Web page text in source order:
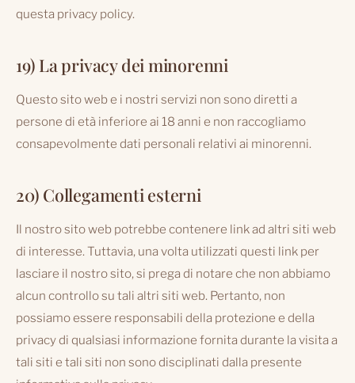
questa privacy policy.
19) La privacy dei minorenni
Questo sito web e i nostri servizi non sono diretti a
persone di età inferiore ai 18 anni e non raccogliamo
consapevolmente dati personali relativi ai minorenni.
20) Collegamenti esterni
Il nostro sito web potrebbe contenere link ad altri siti web
di interesse. Tuttavia, una volta utilizzati questi link per
lasciare il nostro sito, si prega di notare che non abbiamo
alcun controllo su tali altri siti web. Pertanto, non
possiamo essere responsabili della protezione e della
privacy di qualsiasi informazione fornita durante la visita a
tali siti e tali siti non sono disciplinati dalla presente